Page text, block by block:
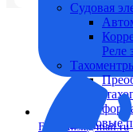
FTS-omsk@mail.ru
Судовая
Реле
Щитовые